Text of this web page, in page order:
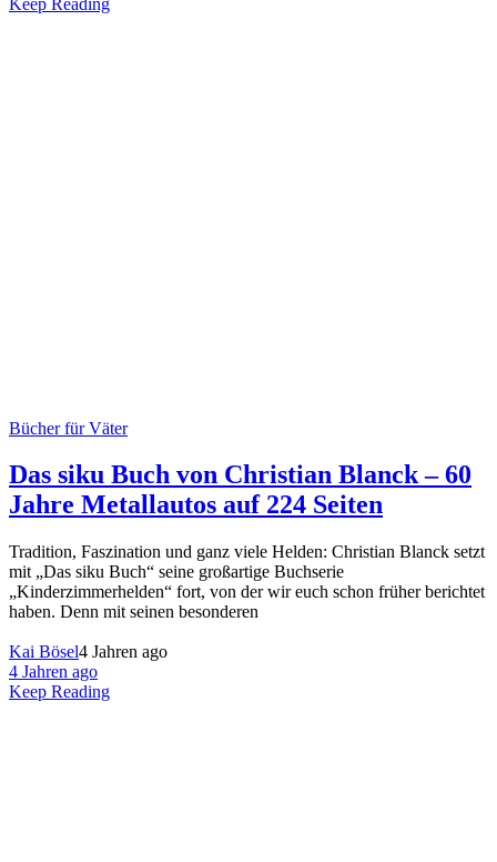
Bücher für Väter
Das siku Buch von Christian Blanck – 60
Jahre Metallautos auf 224 Seiten
Tradition, Faszination und ganz viele Helden: Christian Blanck setzt
mit „Das siku Buch“ seine großartige Buchserie
„Kinderzimmerhelden“ fort, von der wir euch schon früher berichtet
haben. Denn mit seinen besonderen
Kai Bösel4 Jahren ago
4 Jahren ago
Keep Reading